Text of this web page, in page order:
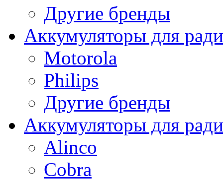
Другие бренды
Аккумуляторы для
Motorola
Philips
Другие бренды
Аккумуляторы для
Alinco
Cobra